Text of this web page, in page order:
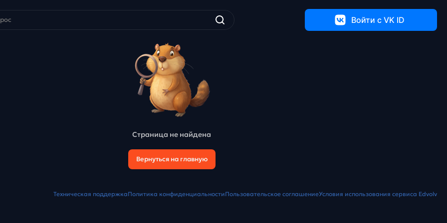
Войти c VK ID
Страница не найдена
Вернуться на главную
Техническая поддержкаПолитика конфиденциальностиПользовательское соглашениеУсловия использования сервиса Edvolv